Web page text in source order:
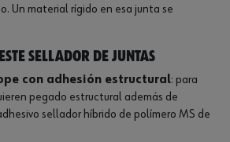
Un material rígido en esa junta se
este sellador de juntas
con adhesión estructural: para
pegado estructural además de
sellador híbrido de polímero MS de